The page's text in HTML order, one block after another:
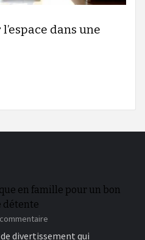
dans une
en famille pour un bon
détente
divertissement qui